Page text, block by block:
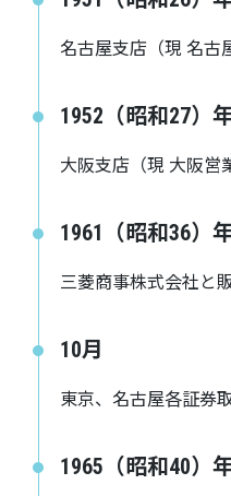
名古屋支店（現 名古
1952（昭和27）
大阪支店（現 大阪営
1961（昭和36）
三菱商事株式会社と
10月
東京、名古屋各証券
1965（昭和40）